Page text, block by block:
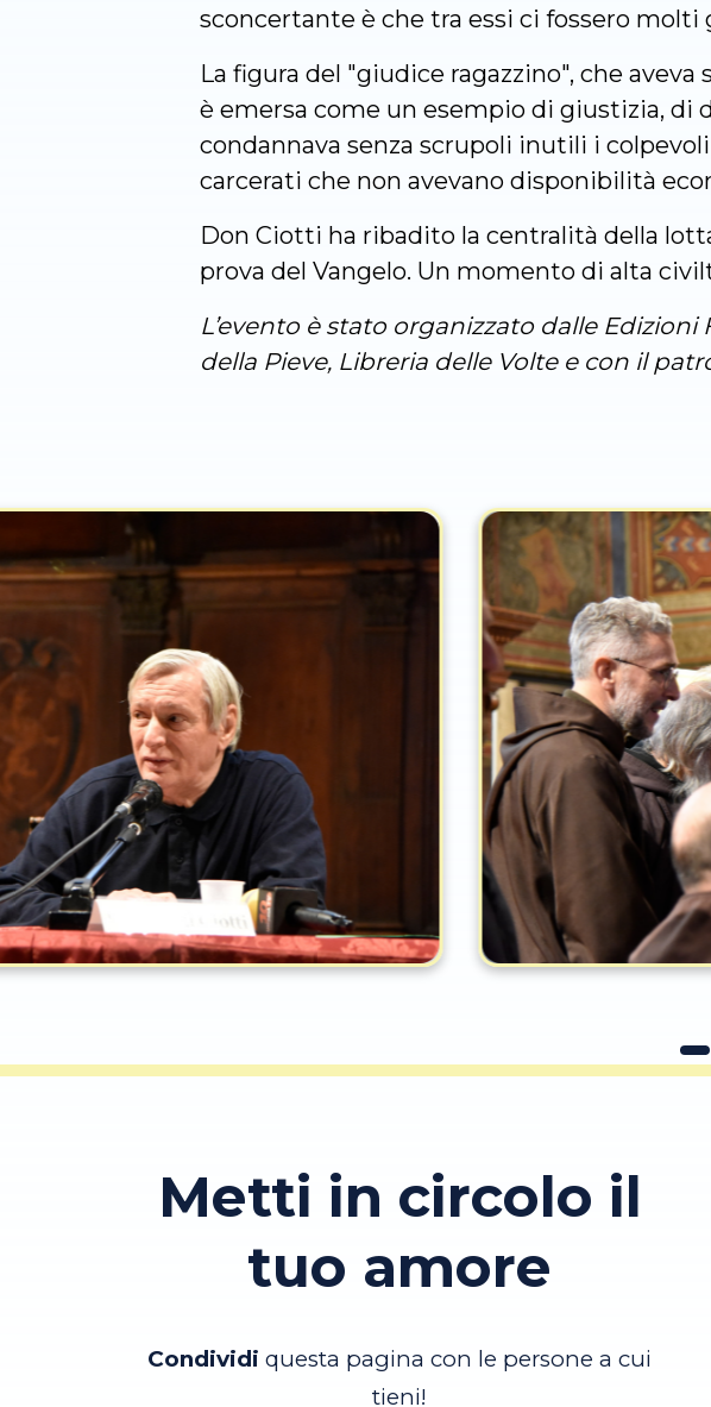
sconcertante è che tra essi ci fossero molti
La figura del "giudice ragazzino", che
è emersa come un esempio di giustizia,
condannava senza scrupoli inutili i
carcerati che non avevano disponibilità
Don Ciotti ha ribadito la centralità della
prova del Vangelo. Un momento di alta
L’evento è stato organizzato dalle
della Pieve, Libreria delle Volte e con il
Metti in circolo il
tuo amore
Condividi questa pagina con le persone a cui
tieni!